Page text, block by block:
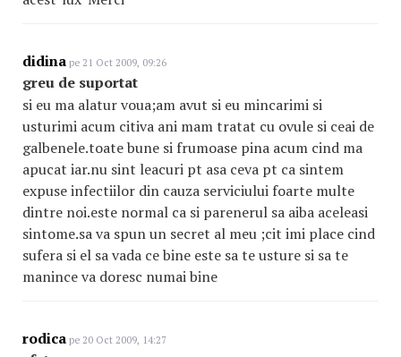
didina pe 21 Oct 2009, 09:26
greu de suportat
si eu ma alatur voua;am avut si eu mincarimi si
usturimi acum citiva ani mam tratat cu ovule si ceai de
galbenele.toate bune si frumoase pina acum cind ma
apucat iar.nu sint leacuri pt asa ceva pt ca sintem
expuse infectiilor din cauza serviciului foarte multe
dintre noi.este normal ca si parenerul sa aiba aceleasi
sintome.sa va spun un secret al meu ;cit imi place cind
sufera si el sa vada ce bine este sa te usture si sa te
manince va doresc numai bine
rodica pe 20 Oct 2009, 14:27